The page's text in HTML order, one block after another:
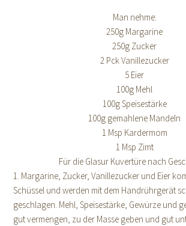
Man nehme:
250g Margarine
250g Zucker
2 Pck Vanillezucker
5 Eier
100g Mehl
100g Speisestärke
100g gemahlene Mandeln
1 Msp Kardermom
1 Msp Zimt
Für die Glasur Kuvertüre nach
1. Margarine, Zucker, Vanillezucker und Eier
Schüssel und werden mit dem Handrührgerät
geschlagen. Mehl, Speisestärke, Gewürze und
gut vermengen, zu der Masse geben und gut